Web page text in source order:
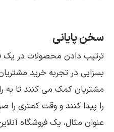
سخن پایانی
ترتیب دادن محصولات در یک
بسزایی در تجربه خرید
مشتریان کمک می کنند تا
را پیدا کنند و وقت کمتری
عنوان مثال، یک فروشگاه